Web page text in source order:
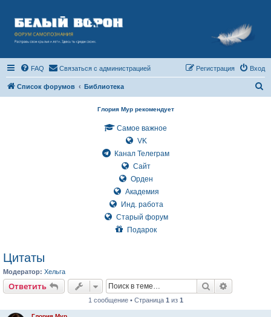
FAQ Связаться с администрацией Вход
Регистрация
Список форумов Библиотека
Глория Мур рекомендует
Самое важное
VK
Канал Телеграм
Сайт
Орден
Академия
Инд. работа
Старый форум
Подарок
Цитаты
Модератор: Хельга
Ответить Поиск
1 сообщение • Страница 1 из 1